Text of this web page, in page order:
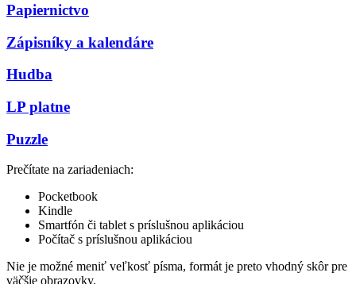
Papiernictvo
Zápisníky a kalendáre
Hudba
LP platne
Puzzle
Prečítate na zariadeniach:
Pocketbook
Kindle
Smartfón či tablet s príslušnou aplikáciou
Počítač s príslušnou aplikáciou
Nie je možné meniť veľkosť písma, formát je preto vhodný skôr pre
väčšie obrazovky.